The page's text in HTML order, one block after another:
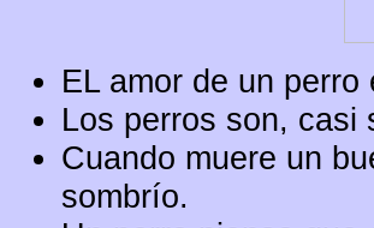
EL amor de un
Los perros son, casi
Cuando muere un
sombrío.